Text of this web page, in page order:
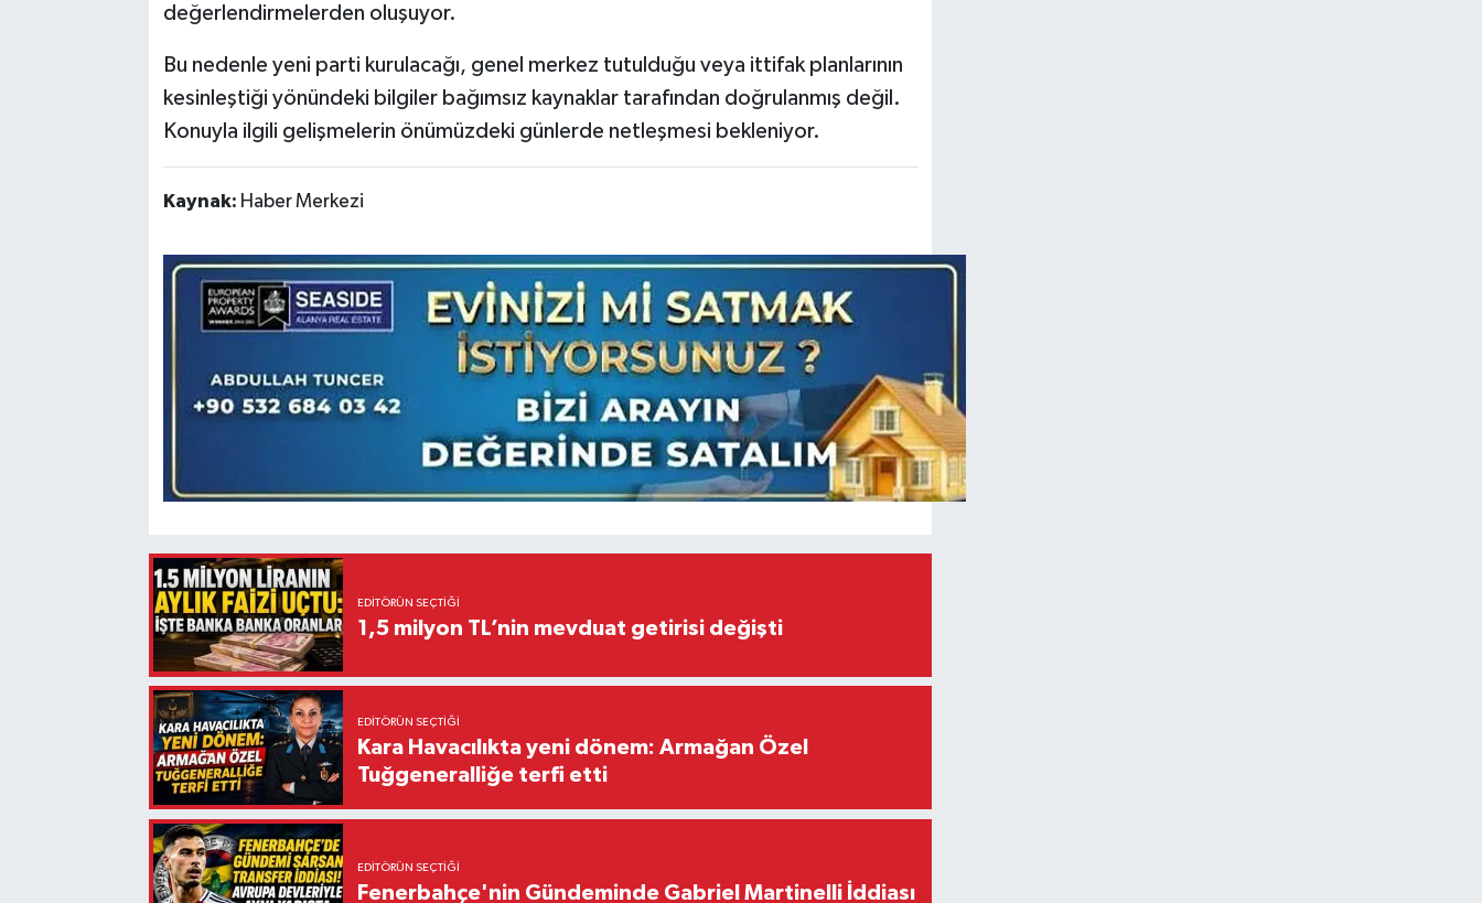
değerlendirmelerden oluşuyor.
Bu nedenle yeni parti kurulacağı, genel merkez tutulduğu veya ittifak planlarının
kesinleştiği yönündeki bilgiler bağımsız kaynaklar tarafından doğrulanmış değil.
Konuyla ilgili gelişmelerin önümüzdeki günlerde netleşmesi bekleniyor.
Kaynak: Haber Merkezi
EDITÖRÜN SEÇTIĞI
1,5 milyon TL’nin mevduat getirisi değişti
EDITÖRÜN SEÇTIĞI
Kara Havacılıkta yeni dönem: Armağan Özel
Tuğgeneralliğe terfi etti
EDITÖRÜN SEÇTIĞI
Fenerbahçe'nin Gündeminde Gabriel Martinelli İddiası